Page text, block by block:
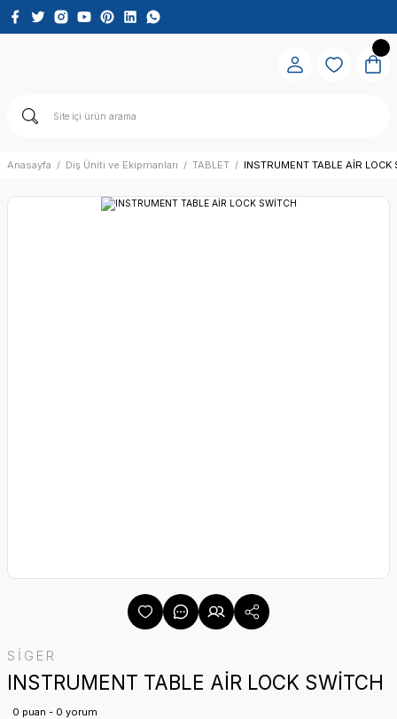
Anasayfa Diş Üniti ve Ekipmanları TABLET INSTRUMENT TABLE AİR LOCK
SİGER
INSTRUMENT TABLE AİR LOCK SWİTCH
0 puan - 0 yorum